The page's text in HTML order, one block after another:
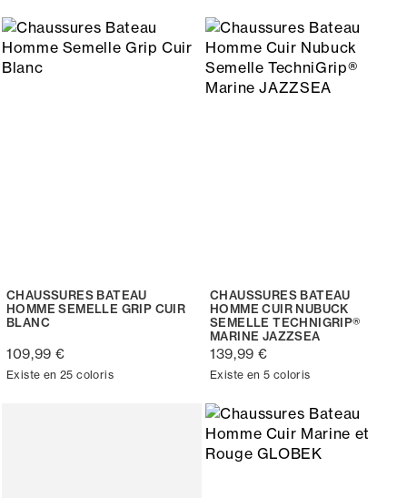
CHAUSSURES BATEAU
HOMME SEMELLE GRIP CUIR
BLANC
109,99 €
Existe en 25 coloris
CHAUSSURES BATEAU
HOMME CUIR NUBUCK
SEMELLE TECHNIGRIP®
MARINE JAZZSEA
139,99 €
Existe en 5 coloris